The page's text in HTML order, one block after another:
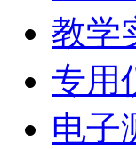
教学
专用
电子